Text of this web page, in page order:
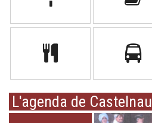
L'agenda de Castelnau